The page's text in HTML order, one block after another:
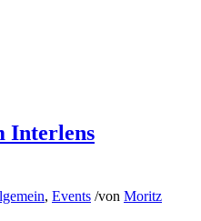
Interlens
, Events /von Moritz